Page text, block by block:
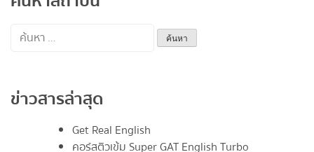
ค้นหา
ข่าวสารล่าสุด
Get Real English
คอร์สติวเข้ม Super GAT English Turbo